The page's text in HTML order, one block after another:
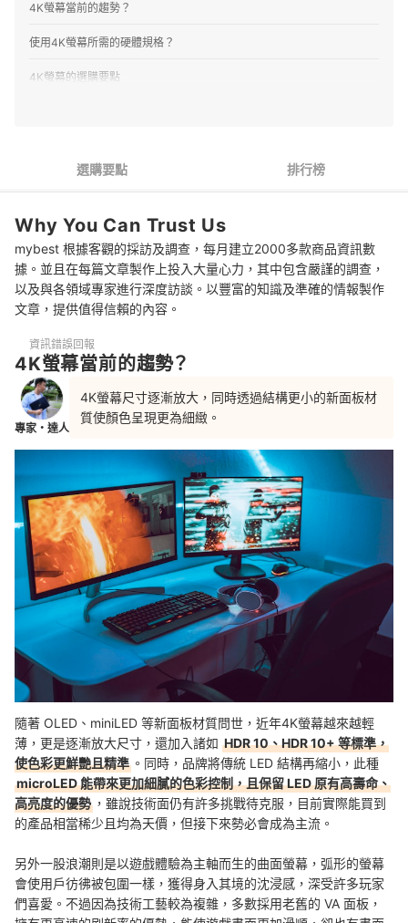
4K螢幕當前的趨勢？
使用4K螢幕所需的硬體規格？
4K螢幕的選購要點
4 沒有附加功能也沒關係
5 品牌挑選以色彩偏好切入
4K螢幕 推薦排行榜
總結
選購要點 排行榜
Why You Can Trust Us
mybest 根據客觀的採訪及調查，每月建立2000多款商品資訊數
據。並且在每篇文章製作上投入大量心力，其中包含嚴謹的調查，
以及與各領域專家進行深度訪談。以豐富的知識及準確的情報製作
文章，提供值得信賴的內容。
資訊錯誤回報
4K螢幕當前的趨勢？
專家・達人
4K螢幕尺寸逐漸放大，同時透過結構更小的新面板材
質使顏色呈現更為細緻。
隨著 OLED、miniLED 等新面板材質問世，近年4K螢幕越來越輕
薄，更是逐漸放大尺寸，還加入諸如 HDR 10、HDR 10+ 等標準，
使色彩更鮮艷且精準 。同時，品牌將傳統 LED 結構再縮小，此種
microLED 能帶來更加細膩的色彩控制，且保留 LED 原有高壽命、
高亮度的優勢 ，雖說技術面仍有許多挑戰待克服，目前實際能買到
的產品相當稀少且均為天價，但接下來勢必會成為主流。
另外一股浪潮則是以遊戲體驗為主軸而生的曲面螢幕，弧形的螢幕
會使用戶彷彿被包圍一樣，獲得身入其境的沈浸感，深受許多玩家
們喜愛。不過因為技術工藝較為複雜，多數採用老舊的 VA 面板，